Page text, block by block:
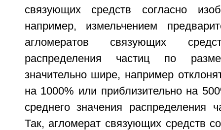
связующих средств согласно
например, измельчением
агломератов связующих
распределения частиц по
значительно шире, например
на 1000% или приблизительно на
среднего значения распределения
Так, агломерат связующих средств